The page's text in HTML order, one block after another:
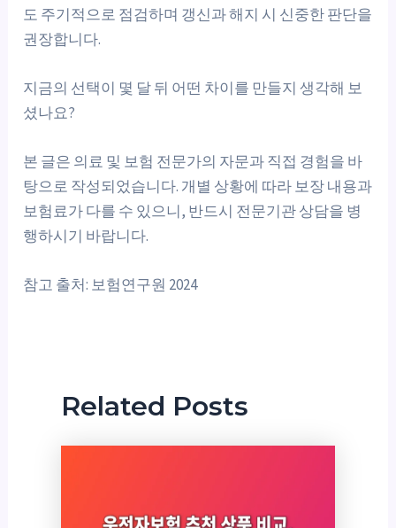
도 주기적으로 점검하며 갱신과 해지 시 신중한 판단을
권장합니다.
지금의 선택이 몇 달 뒤 어떤 차이를 만들지 생각해 보
셨나요?
본 글은 의료 및 보험 전문가의 자문과 직접 경험을 바
탕으로 작성되었습니다. 개별 상황에 따라 보장 내용과
보험료가 다를 수 있으니, 반드시 전문기관 상담을 병
행하시기 바랍니다.
참고 출처: 보험연구원 2024
Related Posts